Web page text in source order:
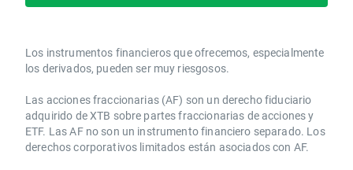
Los instrumentos financieros que ofrecemos, especialmente
los derivados, pueden ser muy riesgosos.
Las acciones fraccionarias (AF) son un derecho fiduciario
adquirido de XTB sobre partes fraccionarias de acciones y
ETF. Las AF no son un instrumento financiero separado. Los
derechos corporativos limitados están asociados con AF.